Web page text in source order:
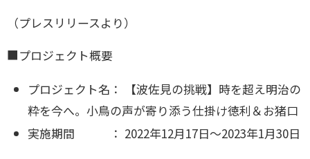
（プレスリリースより）
■プロジェクト概要
プロジェクト名： 【波佐見の挑戦】時を超え明治の
粋を今へ。 小鳥の声が寄り添う仕掛け徳利＆お猪口
実施期間 ： 2022年12月17日～2023年1月30日